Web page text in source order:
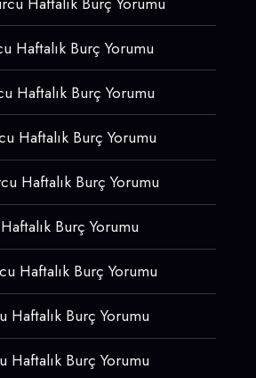
Haftalık Burç Yorumu
Haftalık Burç Yorumu
Haftalık Burç Yorumu
Haftalık Burç Yorumu
Burç Yorumu
Haftalık Burç Yorumu
Haftalık Burç Yorumu
Haftalık Burç Yorumu